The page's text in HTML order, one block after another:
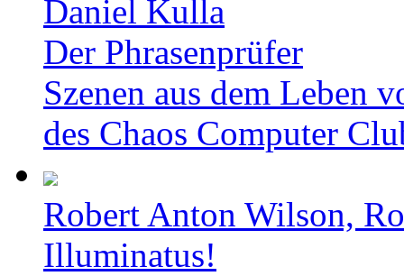
Daniel Kulla
Der Phrasenprüfer
Szenen aus dem Leben
des Chaos Computer
Robert Anton Wilson,
Illuminatus!